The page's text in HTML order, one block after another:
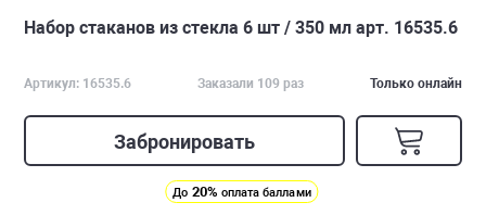
Набор стаканов из стекла 6 шт / 350 мл арт. 16535.6
Артикул: 16535.6 Заказали 109 раз Только онлайн
Забронировать
До 20% оплата баллами